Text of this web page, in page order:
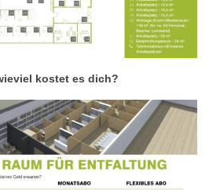
kostet es dich?